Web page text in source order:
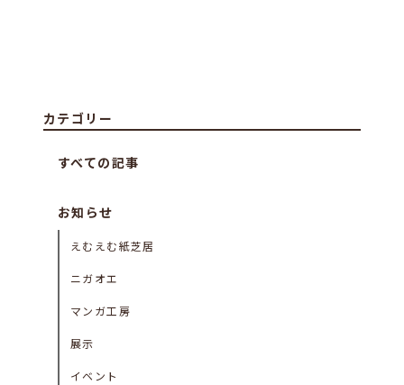
カテゴリー
すべての記事
お知らせ
えむえむ紙芝居
ニガオエ
マンガ工房
展示
イベント